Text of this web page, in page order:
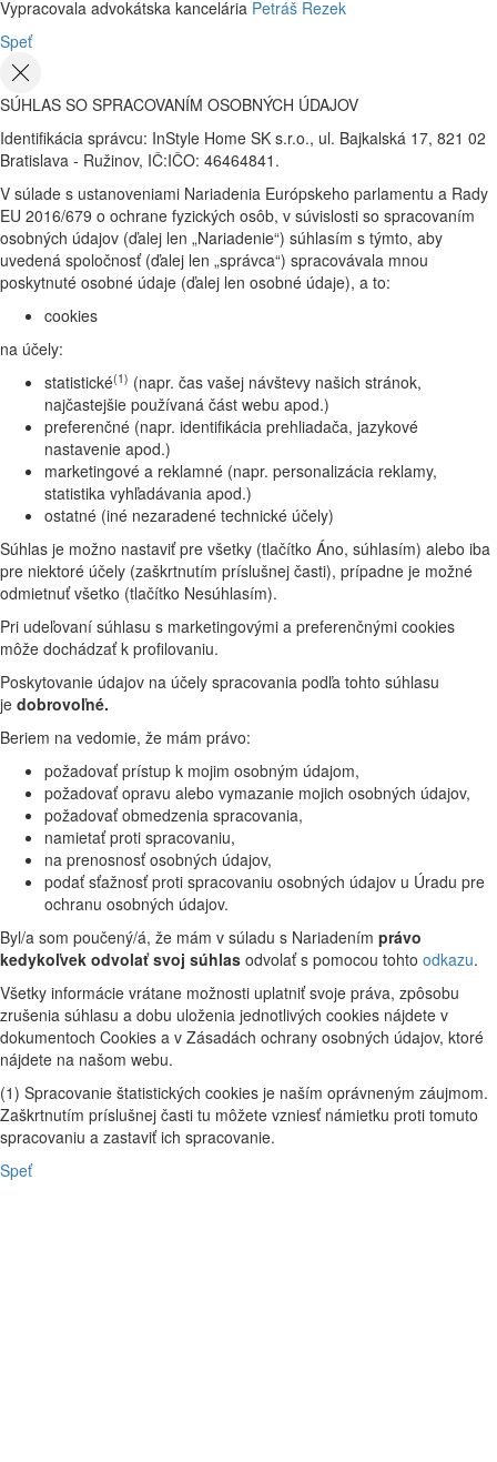
Vypracovala advokátska kancelária Petráš Rezek
Speť
SÚHLAS SO SPRACOVANÍM OSOBNÝCH ÚDAJOV
Identifikácia správcu: InStyle Home SK s.r.o., ul. Bajkalská 17, 821 02
Bratislava - Ružinov, IČ:IČO: 46464841.
V súlade s ustanoveniami Nariadenia Európskeho parlamentu a Rady
EU 2016/679 o ochrane fyzických osôb, v súvislosti so spracovaním
osobných údajov (ďalej len „Nariadenie“) súhlasím s týmto, aby
uvedená spoločnosť (ďalej len „správca“) spracovávala mnou
poskytnuté osobné údaje (ďalej len osobné údaje), a to:
cookies
na účely:
statistické(1) (napr. čas vašej návštevy našich stránok,
najčastejšie používaná část webu apod.)
preferenčné (napr. identifikácia prehliadača, jazykové
nastavenie apod.)
marketingové a reklamné (napr. personalizácia reklamy,
statistika vyhľadávania apod.)
ostatné (iné nezaradené technické účely)
Súhlas je možno nastaviť pre všetky (tlačítko Áno, súhlasím) alebo iba
pre niektoré účely (zaškrtnutím príslušnej časti), prípadne je možné
odmietnuť všetko (tlačítko Nesúhlasím).
Pri udeľovaní súhlasu s marketingovými a preferenčnými cookies
môže dochádzať k profilovaniu.
Poskytovanie údajov na účely spracovania podľa tohto súhlasu
je dobrovoľné.
Beriem na vedomie, že mám právo:
požadovať prístup k mojim osobným údajom,
požadovať opravu alebo vymazanie mojich osobných údajov,
požadovať obmedzenia spracovania,
namietať proti spracovaniu,
na prenosnosť osobných údajov,
podať sťažnosť proti spracovaniu osobných údajov u Úradu pre
ochranu osobných údajov.
Byl/a som poučený/á, že mám v súladu s Nariadením právo
kedykoľvek odvolať svoj súhlas odvolať s pomocou tohto odkazu.
Všetky informácie vrátane možnosti uplatniť svoje práva, zpôsobu
zrušenia súhlasu a dobu uloženia jednotlivých cookies nájdete v
dokumentoch Cookies a v Zásadách ochrany osobných údajov, ktoré
nájdete na našom webu.
(1) Spracovanie štatistických cookies je naším oprávneným záujmom.
Zaškrtnutím príslušnej časti tu môžete vzniesť námietku proti tomuto
spracovaniu a zastaviť ich spracovanie.
Speť